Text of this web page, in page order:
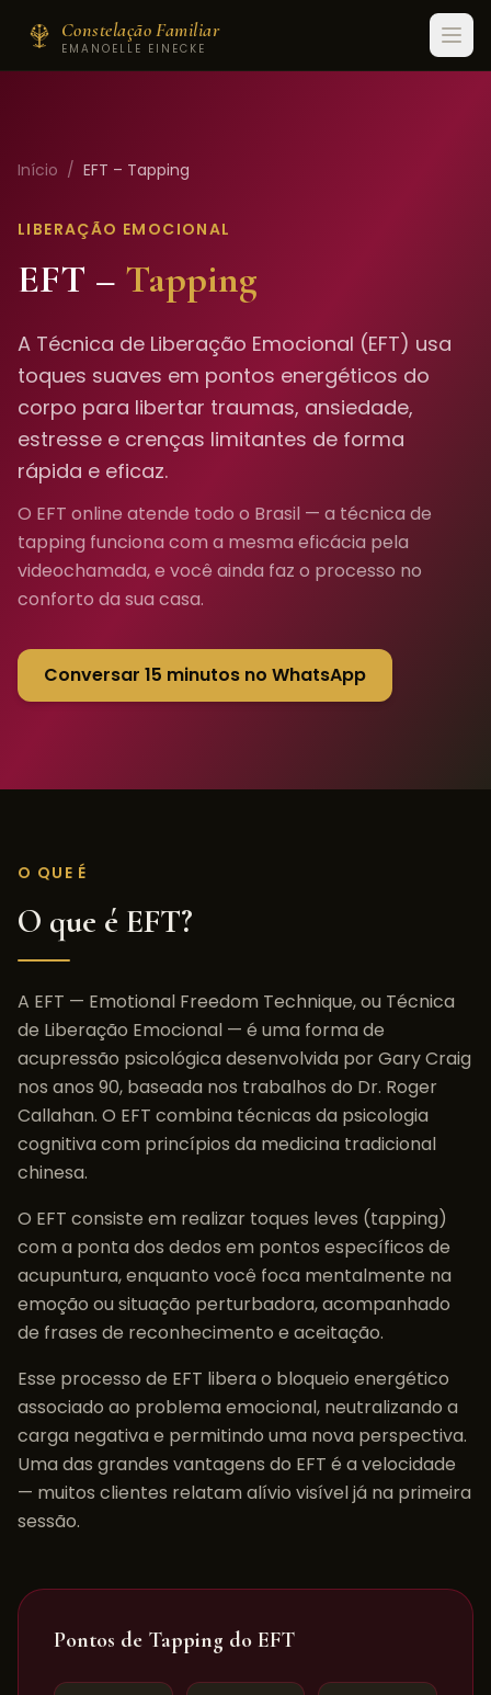
Constelação Familiar
EMANOELLE EINECKE
Início / EFT – Tapping
LIBERAÇÃO EMOCIONAL
EFT – Tapping
A Técnica de Liberação Emocional (EFT) usa
toques suaves em pontos energéticos do
corpo para libertar traumas, ansiedade,
estresse e crenças limitantes de forma
rápida e eficaz.
O EFT online atende todo o Brasil — a técnica de
tapping funciona com a mesma eficácia pela
videochamada, e você ainda faz o processo no
conforto da sua casa.
Conversar 15 minutos no WhatsApp
O QUE É
O que é EFT?
A EFT — Emotional Freedom Technique, ou Técnica
de Liberação Emocional — é uma forma de
acupressão psicológica desenvolvida por Gary Craig
nos anos 90, baseada nos trabalhos do Dr. Roger
Callahan. O EFT combina técnicas da psicologia
cognitiva com princípios da medicina tradicional
chinesa.
O EFT consiste em realizar toques leves (tapping)
com a ponta dos dedos em pontos específicos de
acupuntura, enquanto você foca mentalmente na
emoção ou situação perturbadora, acompanhado
de frases de reconhecimento e aceitação.
Esse processo de EFT libera o bloqueio energético
associado ao problema emocional, neutralizando a
carga negativa e permitindo uma nova perspectiva.
Uma das grandes vantagens do EFT é a velocidade
— muitos clientes relatam alívio visível já na primeira
sessão.
Pontos de Tapping do EFT